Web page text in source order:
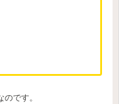
です。